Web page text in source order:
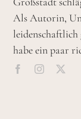
Als Autorin,
habe ein paar